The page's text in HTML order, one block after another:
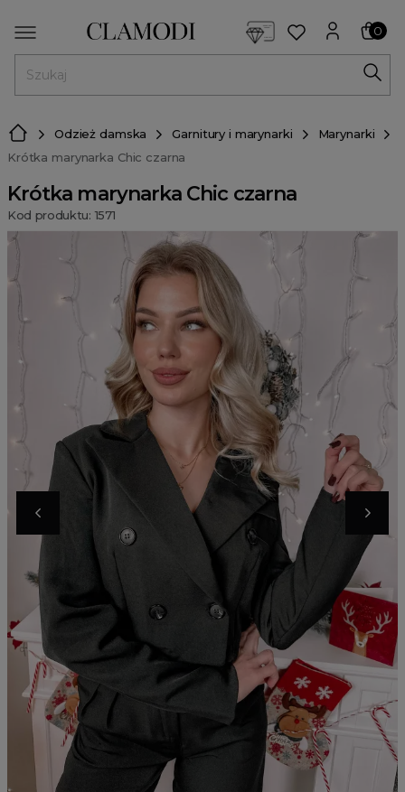
0
Odzież damska Garnitury i marynarki
Marynarki
Krótka marynarka Chic czarna
Krótka marynarka Chic czarna
Kod produktu: 1571